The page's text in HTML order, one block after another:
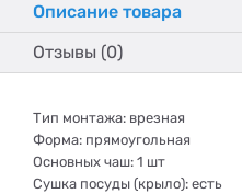
Описание товара
Отзывы (0)
Тип монтажа: врезная
Форма: прямоугольная
Основных чаш: 1 шт
Сушка посуды (крыло): есть